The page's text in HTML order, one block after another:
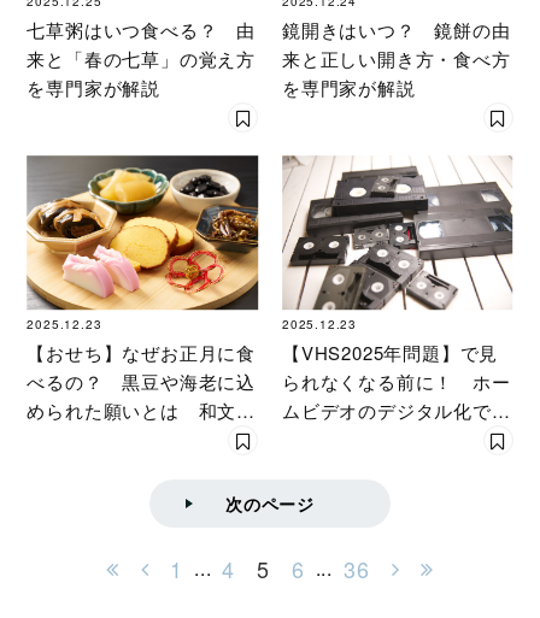
七草粥はいつ食べる？ 由
来と「春の七草」の覚え方
を専門家が解説
鏡開きはいつ？ 鏡餅の由
来と正しい開き方・食べ方
を専門家が解説
2025.12.23
【おせち】なぜお正月に食
べるの？ 黒豆や海老に込
められた願いとは 和文化
2025.12.23
【VHS2025年問題】で見
られなくなる前に！ ホー
ムビデオのデジタル化で発
見した我が家のファミリー
次のページ
1 ... 4 5 6 ... 36